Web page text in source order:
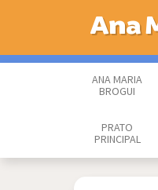
Ana
ANA MARIA
BROGUI
PRATO
PRINCIPAL